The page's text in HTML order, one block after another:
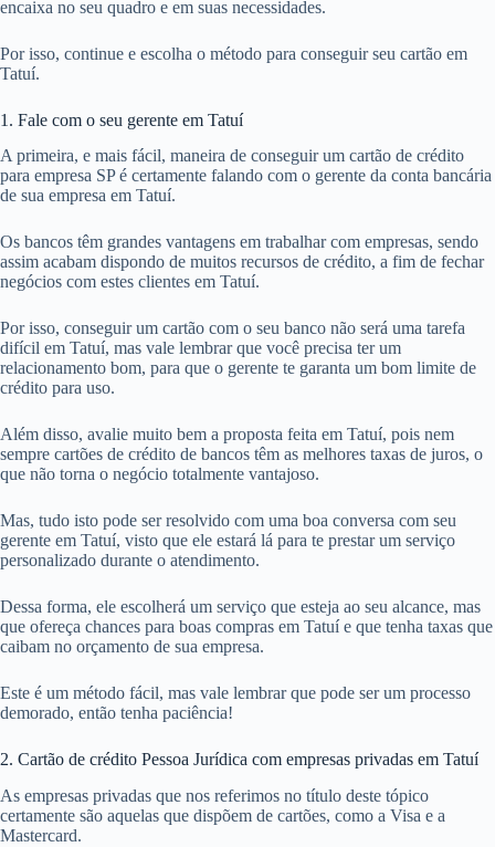
encaixa no seu quadro e em suas necessidades.
Por isso, continue e escolha o método para conseguir seu cartão em
Tatuí.
1. Fale com o seu gerente em Tatuí
A primeira, e mais fácil, maneira de conseguir um cartão de crédito
para empresa SP é certamente falando com o gerente da conta bancária
de sua empresa em Tatuí.
Os bancos têm grandes vantagens em trabalhar com empresas, sendo
assim acabam dispondo de muitos recursos de crédito, a fim de fechar
negócios com estes clientes em Tatuí.
Por isso, conseguir um cartão com o seu banco não será uma tarefa
difícil em Tatuí, mas vale lembrar que você precisa ter um
relacionamento bom, para que o gerente te garanta um bom limite de
crédito para uso.
Além disso, avalie muito bem a proposta feita em Tatuí, pois nem
sempre cartões de crédito de bancos têm as melhores taxas de juros, o
que não torna o negócio totalmente vantajoso.
Mas, tudo isto pode ser resolvido com uma boa conversa com seu
gerente em Tatuí, visto que ele estará lá para te prestar um serviço
personalizado durante o atendimento.
Dessa forma, ele escolherá um serviço que esteja ao seu alcance, mas
que ofereça chances para boas compras em Tatuí e que tenha taxas que
caibam no orçamento de sua empresa.
Este é um método fácil, mas vale lembrar que pode ser um processo
demorado, então tenha paciência!
2. Cartão de crédito Pessoa Jurídica com empresas privadas em Tatuí
As empresas privadas que nos referimos no título deste tópico
certamente são aquelas que dispõem de cartões, como a Visa e a
Mastercard.